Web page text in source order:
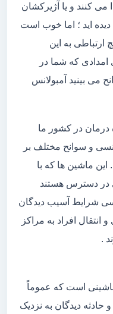
کنند و یا آژیرکشان
دیده اید ؛ اما خوب است
ارتباطی به این
که شما در
می بینید آمبولانس
درمان در کشور ما
و سوانح مختلف بر
ماشین ها که با
۱۱۵ به سادگی در دسترس هستند
شرایط آسیب دیدگان
افراد به مراکز
.
ماشینی است که عموماً
حادثه دیدگان به نزدیک